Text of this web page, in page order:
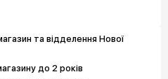
та відделення Нової
до 2 років